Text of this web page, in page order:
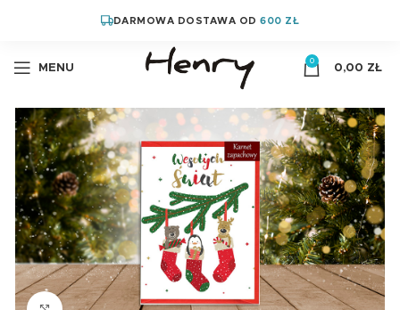
DARMOWA DOSTAWA OD600 ZŁ
MENU
0
0,00 ZŁ